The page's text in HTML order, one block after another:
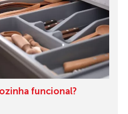
funcional?